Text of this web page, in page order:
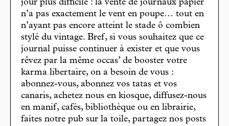
jour plus difficile : la vente de journaux papier
n’a pas exactement le vent en poupe… tout en
n’ayant pas encore atteint le stade ô combien
stylé du vintage. Bref, si vous souhaitez que ce
journal puisse continuer à exister et que vous
rêvez par la même occas’ de booster votre
karma libertaire, on a besoin de vous :
abonnez-vous, abonnez vos tatas et vos
canaris, achetez nous en kiosque, diffusez-nous
en manif, cafés, bibliothèque ou en librairie,
faites notre pub sur la toile, partagez nos posts